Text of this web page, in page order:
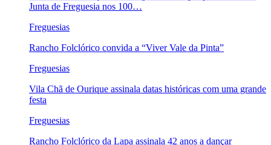
Junta de Freguesia nos 100…
Freguesias
Rancho Folclórico convida a “Viver Vale da Pinta”
Freguesias
Vila Chã de Ourique assinala datas históricas com uma grande
festa
Freguesias
Rancho Folclórico da Lapa assinala 42 anos a dançar